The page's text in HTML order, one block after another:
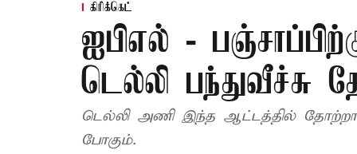
கிரிக்கெட்
ஐபிஎல் -
டெல்லி பந்துவீச்சு
டெல்லி அணி இந்த ஆட்டத்தில் தோற்றால்
போகும்.